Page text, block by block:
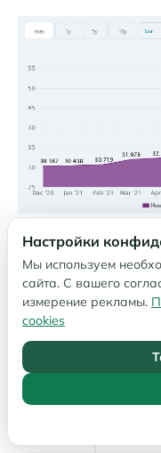
Здесь – аналитика
рост цен в разных
Настройки
Мы используем
сайта. С вашего
измерение рекламы.
cookies